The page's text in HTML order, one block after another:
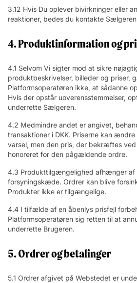
3.12 Hvis Du oplever bivirkninger eller
reaktioner, bedes du kontakte
4. Produktinformation og
4.1 Selvom Vi sigter mod at sikre
produktbeskrivelser, billeder og priser,
Platformsoperatøren ikke, at sådanne
Hvis der opstår uoverensstemmelser,
underrette Sælgeren.
4.2 Medmindre andet er angivet,
transaktioner i DKK. Priserne kan
varsel, men den pris, der bekræftes
honoreret for den pågældende ordre.
4.3 Produkttilgængelighed afhænger af
forsyningskæde. Ordrer kan blive
Produkter ikke er tilgængelige.
4.4 I tilfælde af en åbenlys prisfejl
Platformsoperatøren sig retten til at
underrette Brugeren.
5. Ordrer og betalinger
5.1 Ordrer afgivet på Webstedet er